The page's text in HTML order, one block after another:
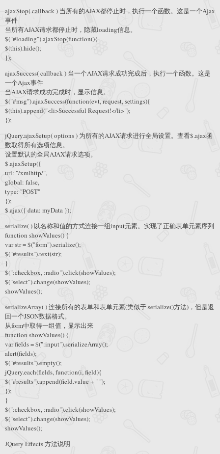
ajaxStop( callback ) 当所有的AJAX都停止时，执行一个函数。这是一个Ajax
事件
当所有AJAX请求都停止时，隐藏loading信息。
$("#loading").ajaxStop(function(){
$(this).hide();
});
ajaxSuccess( callback ) 当一个AJAX请求成功完成后，执行一个函数。这是
一个Ajax事件
当AJAX请求成功完成时，显示信息。
$("#msg").ajaxSuccess(function(evt, request, settings){
$(this).append("<li>Successful Request!</li>");
});
jQuery.ajaxSetup( options ) 为所有的AJAX请求进行全局设置。查看$.ajax函
数取得所有选项信息。
设置默认的全局AJAX请求选项。
$.ajaxSetup({
url: "/xmlhttp/",
global: false,
type: "POST"
});
$.ajax({ data: myData });
serialize( ) 以名称和值的方式连接一组input元素。实现了正确表单元素序列
function showValues() {
var str = $("form").serialize();
$("#results").text(str);
}
$(":checkbox, :radio").click(showValues);
$("select").change(showValues);
showValues();
serializeArray( ) 连接所有的表单和表单元素(类似于.serialize()方法)，但是返
回一个JSON数据格式。
从form中取得一组值，显示出来
function showValues() {
var fields = $(":input").serializeArray();
alert(fields);
$("#results").empty();
jQuery.each(fields, function(i, field){
$("#results").append(field.value + " ");
});
}
$(":checkbox, :radio").click(showValues);
$("select").change(showValues);
showValues();
JQuery Effects 方法说明